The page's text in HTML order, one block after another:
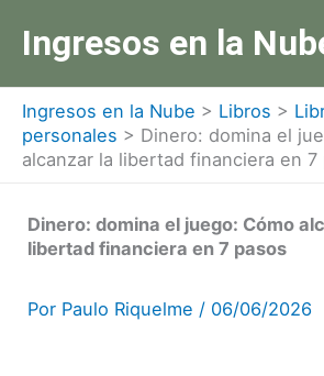
Ingresos en la
Ingresos en la Nube > Libros >
personales > Dinero: domina el
alcanzar la libertad financiera en 7
Dinero: domina el juego: Cómo
libertad financiera en 7 pasos
Por Paulo Riquelme / 06/06/2026